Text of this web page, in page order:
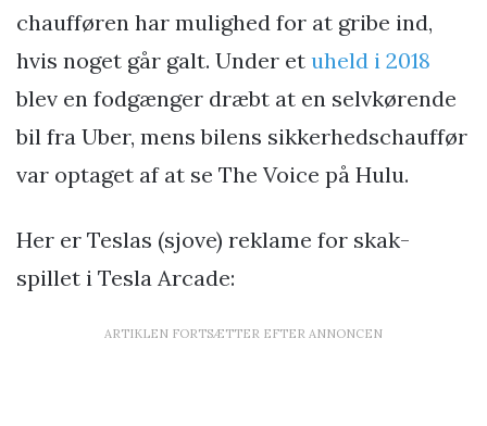
chaufføren har mulighed for at gribe ind,
hvis noget går galt. Under et uheld i 2018
blev en fodgænger dræbt at en selvkørende
bil fra Uber, mens bilens sikkerhedschauffør
var optaget af at se The Voice på Hulu.
Her er Teslas (sjove) reklame for skak-
spillet i Tesla Arcade:
ARTIKLEN FORTSÆTTER EFTER ANNONCEN